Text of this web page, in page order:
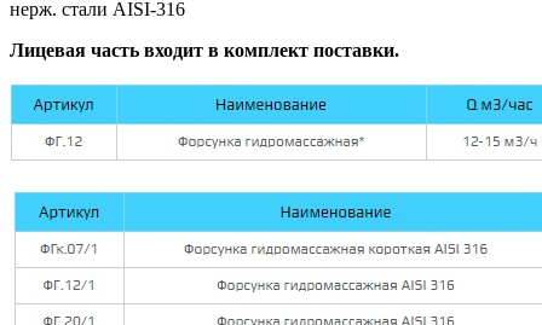
нерж. стали AISI-316
Лицевая часть входит в комплект поставки.